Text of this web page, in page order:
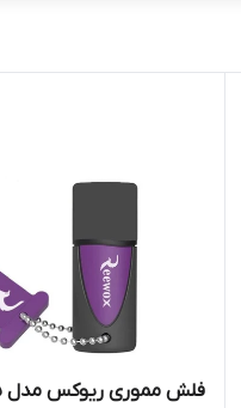
فلش مموری ریوکس مدل U05